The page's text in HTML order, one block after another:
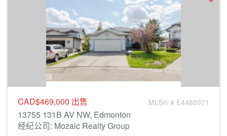
CAD$469,000 出售 MLS® # E4488971
13755 131B AV NW, Edmonton
经纪公司: Mozaic Realty Group